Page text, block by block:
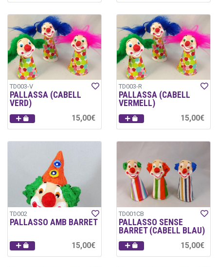
TD003-V
PALLASSA (CABELL
VERD)
15,00€
TD003-R
PALLASSA (CABELL
VERMELL)
15,00€
TD002
PALLASSO AMB BARRET
15,00€
TD001CB
PALLASSO SENSE
BARRET (CABELL BLAU)
15,00€